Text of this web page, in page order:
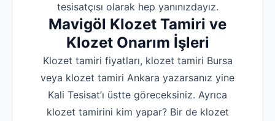
tesisatçısı olarak hep yanınızdayız.
Mavigöl Klozet Tamiri ve
Klozet Onarım İşleri
Klozet tamiri fiyatları, klozet tamiri Bursa
veya klozet tamiri Ankara yazarsanız yine
Kali Tesisat’ı üstte göreceksiniz. Ayrıca
klozet tamirini kim yapar? Bir de klozet